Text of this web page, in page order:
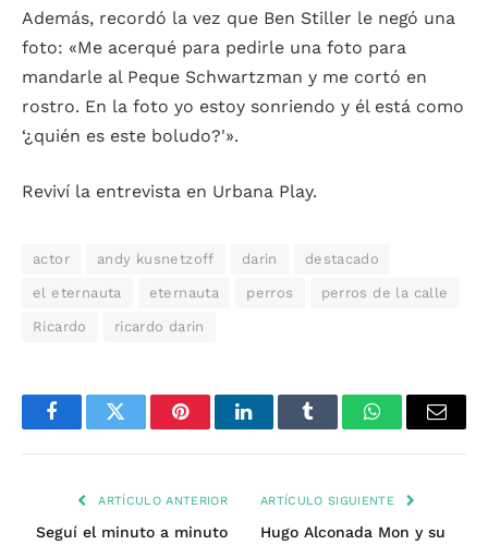
Además, recordó la vez que Ben Stiller le negó una
foto: «Me acerqué para pedirle una foto para
mandarle al Peque Schwartzman y me cortó en
rostro. En la foto yo estoy sonriendo y él está como
‘¿quién es este boludo?'».
Reviví la entrevista en Urbana Play.
actor andy kusnetzoff darin destacado
el eternauta eternauta perros perros de la calle
Ricardo ricardo darin
FacebookTwitter PinterestLinkedInTumblr WhatsAppEmail
ARTÍCULO ANTERIOR
Seguí el minuto a minuto
ARTÍCULO SIGUIENTE
Hugo Alconada Mon y su